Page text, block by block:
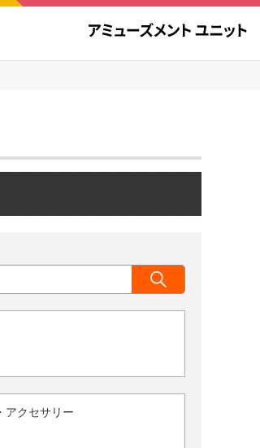
アクセサリー